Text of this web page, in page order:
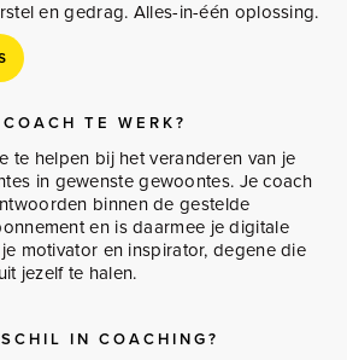
en gedrag. Alles-in-één oplossing.
TE WERK?
te helpen bij het veranderen van je
in gewenste gewoontes. Je coach
binnen de gestelde
en is daarmee je digitale
motivator en inspirator, degene die
jezelf te halen.
IN COACHING?